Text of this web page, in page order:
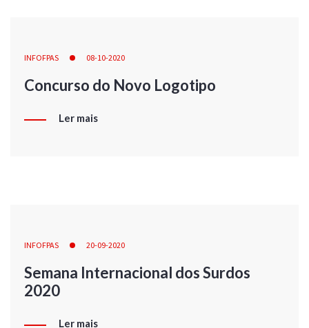
INFOFPAS 08-10-2020
Concurso do Novo Logotipo
Ler mais
INFOFPAS 20-09-2020
Semana Internacional dos Surdos
2020
Ler mais